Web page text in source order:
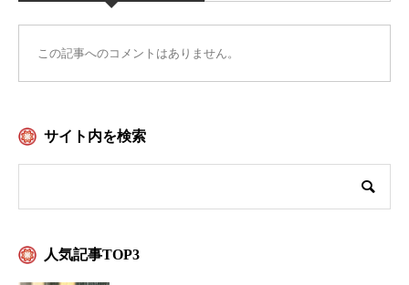
この記事へのコメントはありません。
サイト内を検索
人気記事TOP3